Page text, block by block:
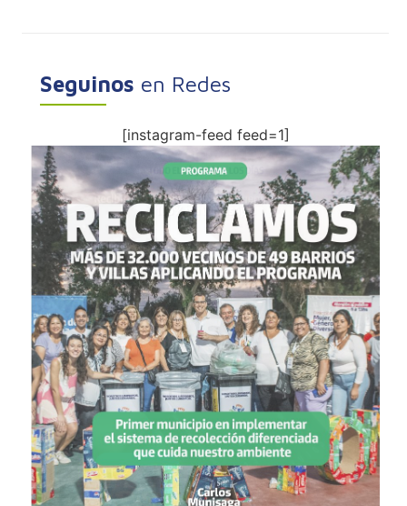
Seguinos en Redes
[instagram-feed feed=1]